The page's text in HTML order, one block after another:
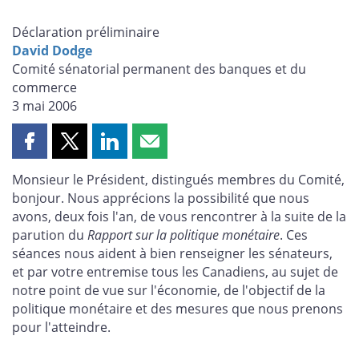
Déclaration préliminaire
David Dodge
Comité sénatorial permanent des banques et du
commerce
3 mai 2006
Partager
page
sur
Facebook
Partager
page
sur
X
Partager
page
sur
LinkedIn
Partager
page
par
courriel
Monsieur le Président, distingués membres du Comité,
bonjour. Nous apprécions la possibilité que nous
avons, deux fois l'an, de vous rencontrer à la suite de la
parution du Rapport sur la politique monétaire. Ces
séances nous aident à bien renseigner les sénateurs,
et par votre entremise tous les Canadiens, au sujet de
notre point de vue sur l'économie, de l'objectif de la
politique monétaire et des mesures que nous prenons
pour l'atteindre.